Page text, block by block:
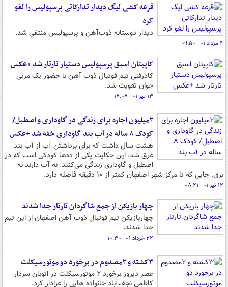
قرعه کشی لیگ دیدار تدارکاتی پرسپولیس را لغو
کرد
دیدار دوستانه ذوب‌آهن و پرسپولیس منتفی شد.
۴ مرداد ۰۱ - ۰۹:۵۰
کاپیتان اسبق پرسپولیس دستیار تارتار شد +عکس
کادرفنی تیم فوتبال ذوب آهن با حضور یک مربی
جوان تقویت شد.
۱۳ تیر ۰۱ - ۱۸:۰۸
۲میلیون اجاره برای زندگی در گاوداری و اصطبل/
کودک ۸ ساله در آب‌ بند گاوداری خفه شد +عکس
هشت سال داشت که برای برداشتن آب از آب‌ بند
غرق شد. این حکایت یکی از ده‌ها کودکی است که در
اصطبل و گاوداری زندگی می‌کنند. نه آب دارند نه
برق. جایی که تا مرکز شهر اصفهان کمتر از ۱۰ دقیقه فاصله دارد.
۱۲ تیر ۰۱ - ۰۸:۲۱
چهار بازیکن از جمع شاگردان تارتار جدا شدند
چهاربازیکن تیم فوتبال ذوب آهن اصفهان از این تیم
جدا شدند.
۲۲ خرداد ۰۱ - ۱۰:۳۰
۳کشته و ۲مصدوم در برخورد دو موتورسیکلت
عصر دیروز برخورد ۲ موتورسیکلت در اتوبان سردار
کاظمی نجف‌آباد خانواده هایی را عزادار کرد.